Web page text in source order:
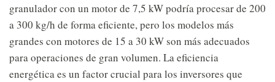
granulador con un motor de 7,5 kW podría procesar de 200
a 300 kg/h de forma eficiente, pero los modelos más
grandes con motores de 15 a 30 kW son más adecuados
para operaciones de gran volumen. La eficiencia
energética es un factor crucial para los inversores que